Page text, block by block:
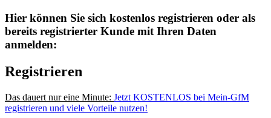
Hier können Sie sich kostenlos registrieren oder als
bereits registrierter Kunde mit Ihren Daten
anmelden:
Registrieren
Das dauert nur eine Minute: Jetzt KOSTENLOS bei Mein-GfM
registrieren und viele Vorteile nutzen!